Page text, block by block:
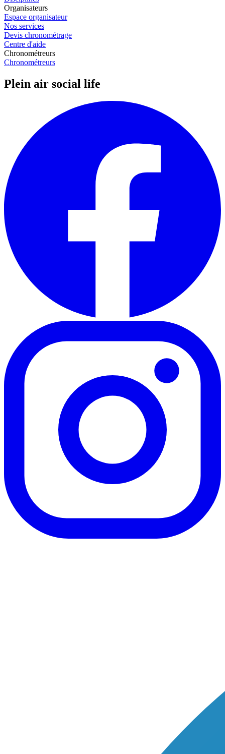
Organisateurs
Espace organisateur
Nos services
Devis chronométrage
Centre d'aide
Chronométreurs
Chronométreurs
Plein air social life